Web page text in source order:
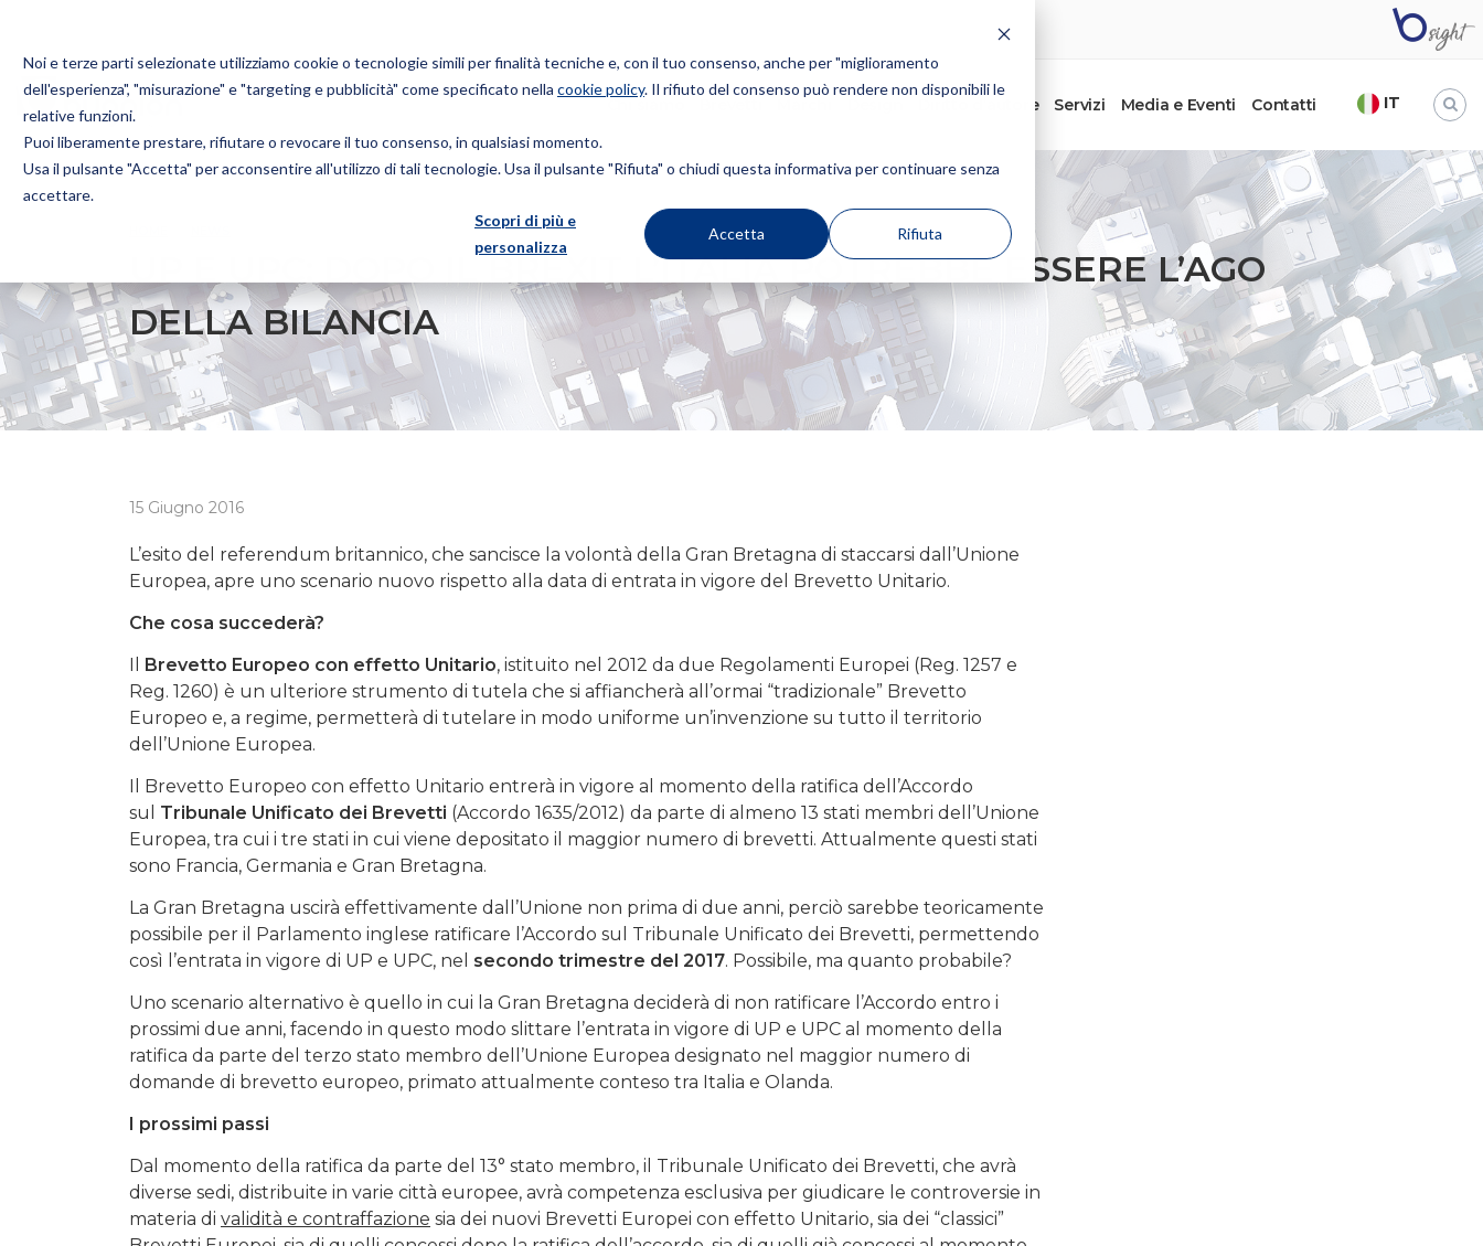
Noi e terze parti selezionate utilizziamo cookie o tecnologie simili per finalità tecniche e, con il tuo consenso, anche per "miglioramento
dell'esperienza", "misurazione" e "targeting e pubblicità" come specificato nella cookie policy. Il rifiuto del consenso può rendere non disponibili le
relative funzioni.
Puoi liberamente prestare, rifiutare o revocare il tuo consenso, in qualsiasi momento.
Usa il pulsante "Accetta" per acconsentire all'utilizzo di tali tecnologie. Usa il pulsante "Rifiuta" o chiudi questa informativa per continuare senza
accettare.
Scopri di più e
personalizza
Accetta Rifiuta
Bugnion
The
Diritto d’autore Servizi Media e Eventi Contatti IT
UP E UPC: DOPO IL BREXIT L’ITALIA POTREBBE ESSERE L’AGO DELLA BILANCIA
UP E UPC: DOPO IL BREXIT L’ITALIA POTREBBE ESSERE L’AGO
DELLA BILANCIA
15 Giugno 2016
L’esito del referendum britannico, che sancisce la volontà della Gran Bretagna di staccarsi dall’Unione
Europea, apre uno scenario nuovo rispetto alla data di entrata in vigore del Brevetto Unitario.
Che cosa succederà?
Brevetto Europeo con effetto Unitario, istituito nel 2012 da due Regolamenti Europei (Reg. 1257 e
Reg. 1260) è un ulteriore strumento di tutela che si affiancherà all’ormai “tradizionale” Brevetto
Europeo e, a regime, permetterà di tutelare in modo uniforme un’invenzione su tutto il territorio
dell’Unione Europea.
Il Brevetto Europeo con effetto Unitario entrerà in vigore al momento della ratifica dell’Accordo
sul Tribunale Unificato dei Brevetti (Accordo 1635/2012) da parte di almeno 13 stati membri dell’Unione
Europea, tra cui i tre stati in cui viene depositato il maggior numero di brevetti. Attualmente questi stati
sono Francia, Germania e Gran Bretagna.
La Gran Bretagna uscirà effettivamente dall’Unione non prima di due anni, perciò sarebbe teoricamente
possibile per il Parlamento inglese ratificare l’Accordo sul Tribunale Unificato dei Brevetti, permettendo
così l’entrata in vigore di UP e UPC, nel secondo trimestre del 2017. Possibile, ma quanto probabile?
Uno scenario alternativo è quello in cui la Gran Bretagna deciderà di non ratificare l’Accordo entro i
prossimi due anni, facendo in questo modo slittare l’entrata in vigore di UP e UPC al momento della
ratifica da parte del terzo stato membro dell’Unione Europea designato nel maggior numero di
domande di brevetto europeo, primato attualmente conteso tra Italia e Olanda.
I prossimi passi
Dal momento della ratifica da parte del 13° stato membro, il Tribunale Unificato dei Brevetti, che avrà
diverse sedi, distribuite in varie città europee, avrà competenza esclusiva per giudicare le controversie in
materia di validità e contraffazione sia dei nuovi Brevetti Europei con effetto Unitario, sia dei “classici”